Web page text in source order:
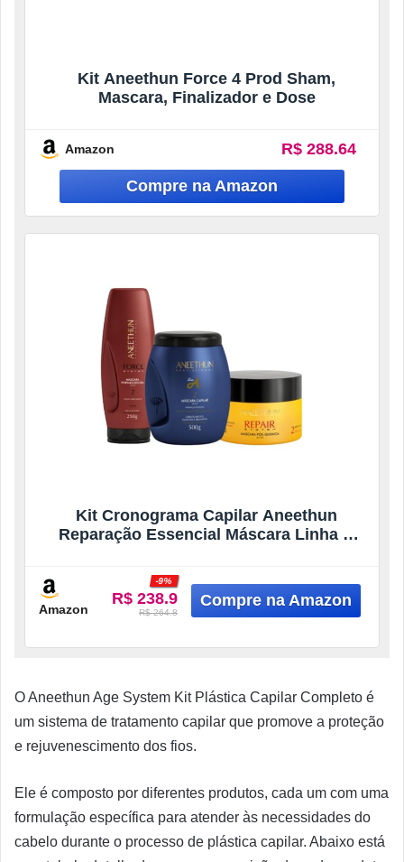
Kit Aneethun Force 4 Prod Sham,
Mascara, Finalizador e Dose
Amazon R$ 288.64
Kit Cronograma Capilar Aneethun
Reparação Essencial Máscara Linha A
Máscara Force System 250g, Restauração
Profunda, Hidratação e Proteção
Completa
Amazon
R$ 238.9
-9%
R$ 264.8
O Aneethun Age System Kit Plástica Capilar Completo é
um sistema de tratamento capilar que promove a proteção
e rejuvenescimento dos fios.
Ele é composto por diferentes produtos, cada um com uma
formulação específica para atender às necessidades do
cabelo durante o processo de plástica capilar. Abaixo está